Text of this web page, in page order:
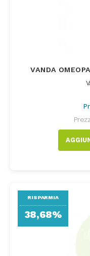
VANDA
RISPARMIA
38,68%